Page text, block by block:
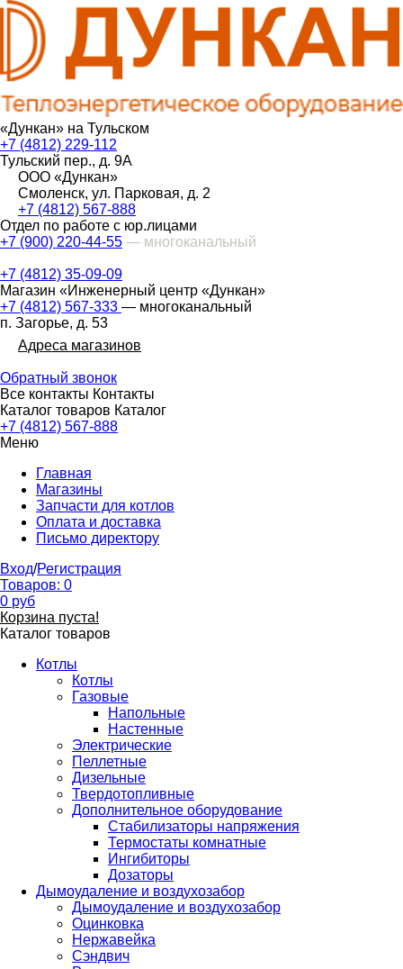
«Дункан» на Тульском
+7 (4812) 229-112
Тульский пер., д. 9А
ООО «Дункан»
Смоленск, ул. Парковая, д. 2
+7 (4812) 567-888
Отдел по работе с юр.лицами
+7 (900) 220-44-55 — многоканальный
+7 (4812) 35-09-09
Магазин «Инженерный центр «Дункан»
+7 (4812) 567-333 — многоканальный
п. Загорье, д. 53
Адреса магазинов
Обратный звонок
Все контакты Контакты
Каталог товаров Каталог
+7 (4812) 567-888
Меню
Главная
Магазины
Запчасти для котлов
Оплата и доставка
Письмо директору
Вход/Регистрация
Товаров: 0
0 руб
Корзина пуста!
Каталог товаров
Котлы
Котлы
Газовые
Напольные
Настенные
Электрические
Пеллетные
Дизельные
Твердотопливные
Дополнительное оборудование
Стабилизаторы напряжения
Термостаты комнатные
Ингибиторы
Дозаторы
Дымоудаление и воздухозабор
Дымоудаление и воздухозабор
Оцинковка
Нержавейка
Сэндвич